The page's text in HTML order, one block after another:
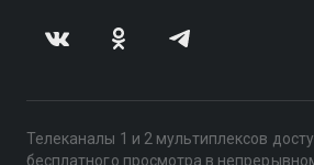
Телеканалы 1 и 2 мультиплексов
бесплатного просмотра в